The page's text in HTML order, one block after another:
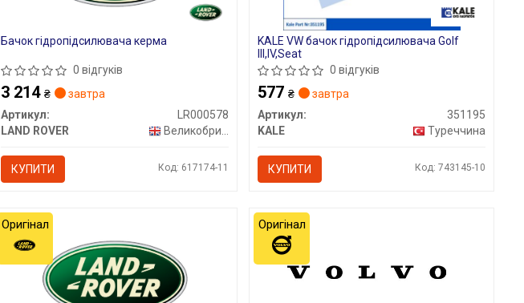
Бачок гідропідсилювача керма
0 відгуків
3 214₴
завтра
Артикул:
LR000578
LAND ROVER
Великобританія
КУПИТИ Код: 617174-11
KALE VW бачок гідропідсилювача Golf
III,IV,Seat
0 відгуків
577₴
завтра
Артикул:
351195
KALE
Туреччина
КУПИТИ Код: 743145-10
Оригінал Оригінал